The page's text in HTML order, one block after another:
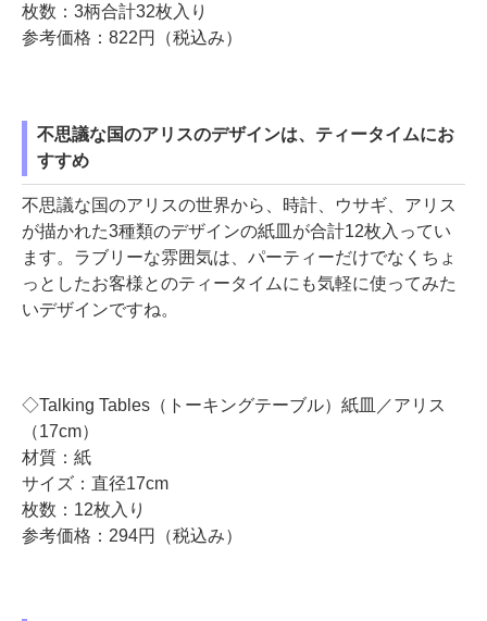
枚数：3柄合計32枚入り
参考価格：822円（税込み）
不思議な国のアリスのデザインは、ティータイムにお
すすめ
不思議な国のアリスの世界から、時計、ウサギ、アリス
が描かれた3種類のデザインの紙皿が合計12枚入ってい
ます。ラブリーな雰囲気は、パーティーだけでなくちょ
っとしたお客様とのティータイムにも気軽に使ってみた
いデザインですね。
◇Talking Tables（トーキングテーブル）紙皿／アリス
（17cm）
材質：紙
サイズ：直径17cm
枚数：12枚入り
参考価格：294円（税込み）